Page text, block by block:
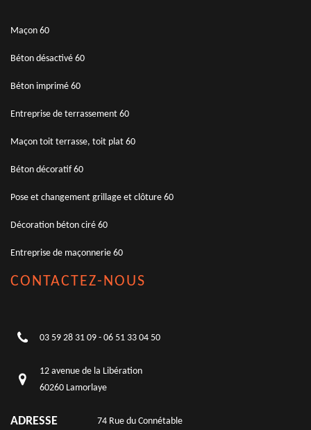
Maçon 60
Béton désactivé 60
Béton imprimé 60
Entreprise de terrassement 60
Maçon toit terrasse, toit plat 60
Béton décoratif 60
Pose et changement grillage et clôture 60
Décoration béton ciré 60
Entreprise de maçonnerie 60
CONTACTEZ-NOUS
03 59 28 31 09 - 06 51 33 04 50
12 avenue de la Libération
60260 Lamorlaye
ADRESSE
74 Rue du Connétable